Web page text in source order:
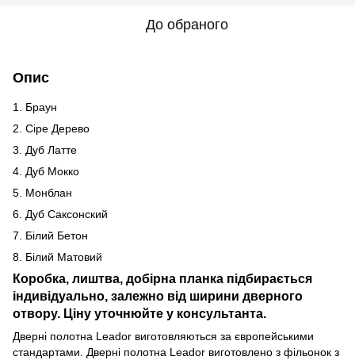
До обраного
Опис
1. Браун
2. Сіре Дерево
3. Дуб Латте
4. Дуб Мокко
5. Монблан
6. Дуб Саксонский
7. Білий Бетон
8. Білий Матовий
Коробка, лиштва, добірна планка підбирається
індивідуально, залежно від ширини дверного
отвору. Ціну уточнюйте у консультанта.
Дверні полотна Leador виготовляються за європейськими
стандартами. Дверні полотна Leador виготовлено з фільонок з